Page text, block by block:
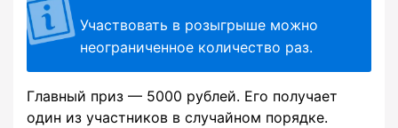
Участвовать в розыгрыше можно
неограниченное количество раз.
Главный приз — 5000 рублей. Его получает
один из участников в случайном порядке.